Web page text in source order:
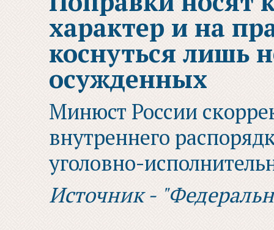
характер и на
коснуться лишь
осужденных
Минюст России
внутреннего
уголовно-
Источник -